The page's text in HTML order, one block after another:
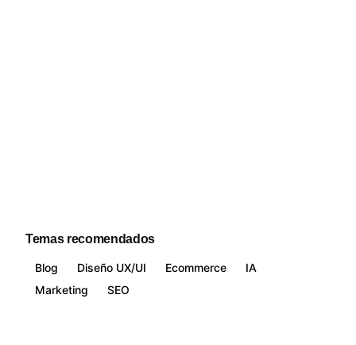
Temas recomendados
Blog Diseño UX/UI Ecommerce
IA
Marketing
SEO